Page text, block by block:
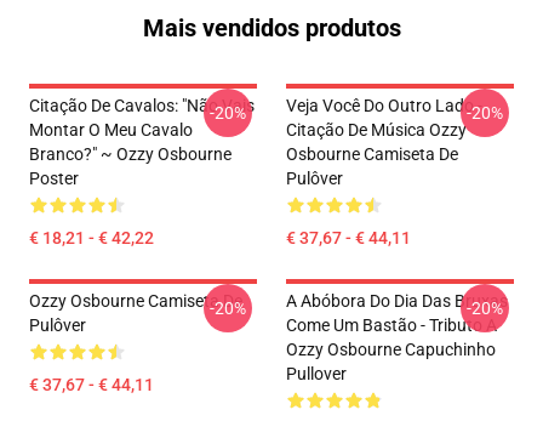
Mais vendidos produtos
Citação De Cavalos: "Não Vais
Montar O Meu Cavalo
Branco?" ~ Ozzy Osbourne
Poster
€ 18,21 - € 42,22
-20%
Veja Você Do Outro Lado -
Citação De Música Ozzy
Osbourne Camiseta De
Pulôver
€ 37,67 - € 44,11
-20%
Ozzy Osbourne Camiseta De
Pulôver
€ 37,67 - € 44,11
-20%
A Abóbora Do Dia Das Bruxas
Come Um Bastão - Tributo A
Ozzy Osbourne Capuchinho
Pullover
-20%